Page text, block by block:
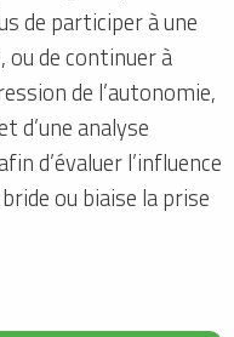
de participer à une
de continuer à
de l’autonomie,
d’une analyse
d’évaluer l’influence
ou biaise la prise